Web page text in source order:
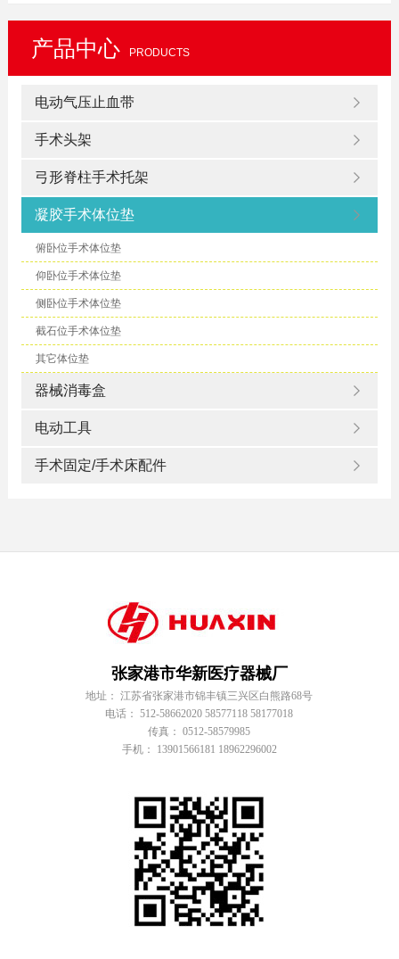
产品中心 PRODUCTS
电动气压止血带
手术头架
弓形脊柱手术托架
凝胶手术体位垫
俯卧位手术体位垫
仰卧位手术体位垫
侧卧位手术体位垫
截石位手术体位垫
其它体位垫
器械消毒盒
电动工具
手术固定/手术床配件
张家港市华新医疗器械厂
地址： 江苏省张家港市锦丰镇三兴区白熊路68号
电话： 512-58662020 58577118 58177018
传真： 0512-58579985
手机： 13901566181 18962296002